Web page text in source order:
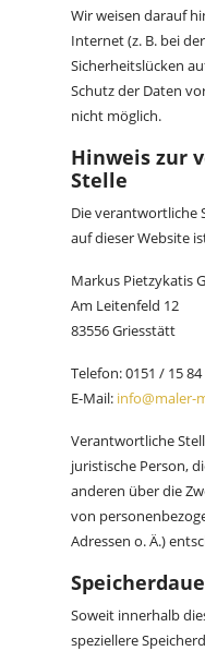
Wir weisen darauf
Internet (z. B. bei
Sicherheitslücken
Schutz der Daten
nicht möglich.
Hinweis zur
Stelle
Die verantwortliche
auf dieser Website
Markus Pietzykatis
Am Leitenfeld 12
83556 Griesstätt
Telefon: 0151 / 15 84
E-Mail: info@maler-
Verantwortliche
juristische Person,
anderen über die
von
Adressen o. Ä.)
Soweit innerhalb
speziellere